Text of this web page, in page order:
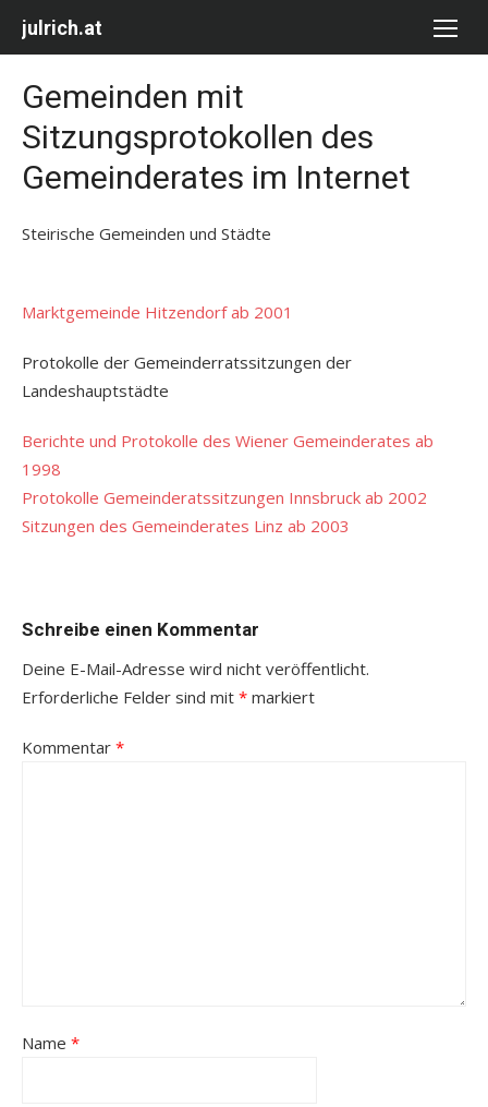
julrich.at
Gemeinden mit
Sitzungsprotokollen des
Gemeinderates im Internet
Steirische Gemeinden und Städte
Marktgemeinde Hitzendorf ab 2001
Protokolle der Gemeinderratssitzungen der
Landeshauptstädte
Berichte und Protokolle des Wiener Gemeinderates ab
1998
Protokolle Gemeinderatssitzungen Innsbruck ab 2002
Sitzungen des Gemeinderates Linz ab 2003
Schreibe einen Kommentar
Deine E-Mail-Adresse wird nicht veröffentlicht.
Erforderliche Felder sind mit * markiert
Kommentar *
Name *